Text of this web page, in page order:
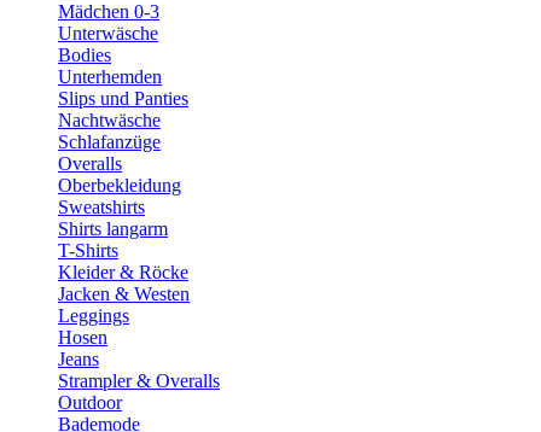
Mädchen 0-3
Unterwäsche
Bodies
Unterhemden
Slips und Panties
Nachtwäsche
Schlafanzüge
Overalls
Oberbekleidung
Sweatshirts
Shirts langarm
T-Shirts
Kleider & Röcke
Jacken & Westen
Leggings
Hosen
Jeans
Strampler & Overalls
Outdoor
Bademode